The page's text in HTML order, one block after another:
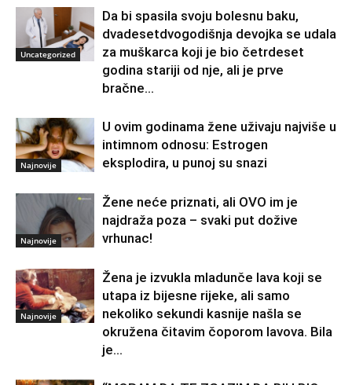
Uncategorized
Da bi spasila svoju bolesnu baku,
dvadesetdvogodišnja devojka se udala
za muškarca koji je bio četrdeset
godina stariji od nje, ali je prve
bračne...
Najnovije
U ovim godinama žene uživaju najviše u
intimnom odnosu: Estrogen
eksplodira, u punoj su snazi
Najnovije
Žene neće priznati, ali OVO im je
najdraža poza – svaki put dožive
vrhunac!
Najnovije
Žena je izvukla mladunče lava koji se
utapa iz bijesne rijeke, ali samo
nekoliko sekundi kasnije našla se
okružena čitavim čoporom lavova. Bila
je...